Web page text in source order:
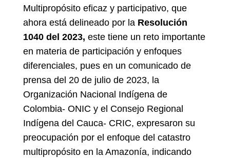
Multipropósito eficaz y participativo, que
ahora está delineado por la Resolución
1040 del 2023, este tiene un reto importante
en materia de participación y enfoques
diferenciales, pues en un comunicado de
prensa del 20 de julio de 2023, la
Organización Nacional Indígena de
Colombia- ONIC y el Consejo Regional
Indígena del Cauca- CRIC, expresaron su
preocupación por el enfoque del catastro
multipropósito en la Amazonía, indicando